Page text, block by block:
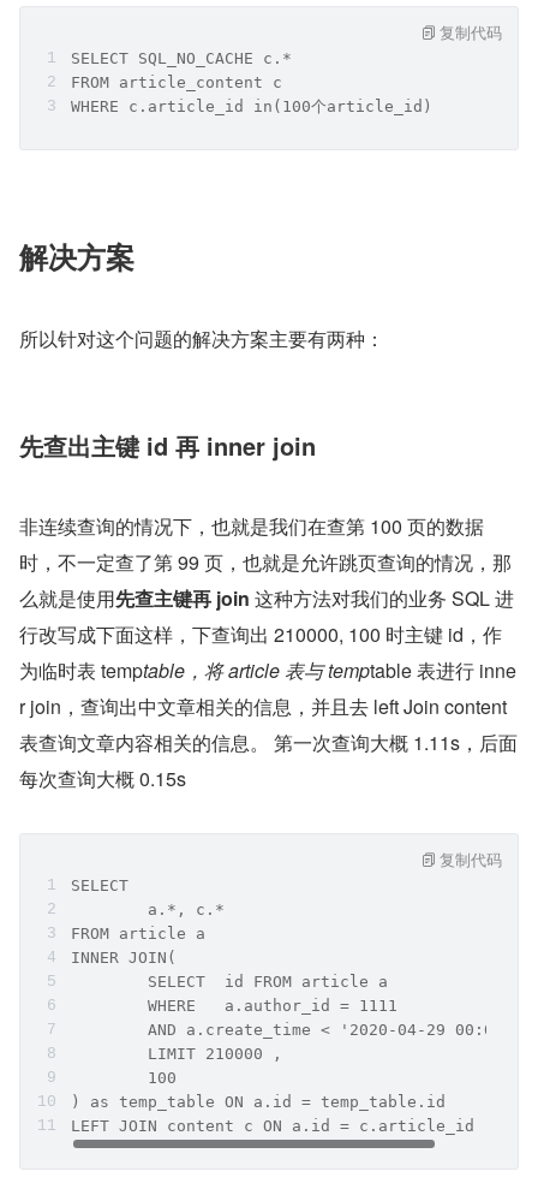
SELECT SQL_NO_CACHE c.*
FROM article_content c
WHERE c.article_id in(100个article_id)
复制代码
解决方案
所以针对这个问题的解决方案主要有两种：
先查出主键 id 再 inner join
非连续查询的情况下，也就是我们在查第 100 页的数据
时，不一定查了第 99 页，也就是允许跳页查询的情况，那
么就是使用先查主键再 join 这种方法对我们的业务 SQL 进
行改写成下面这样，下查询出 210000, 100 时主键 id，作
为临时表 temptable，将 article 表与 temptable 表进行 inne
r join，查询出中文章相关的信息，并且去 left Join content
表查询文章内容相关的信息。 第一次查询大概 1.11s，后面
每次查询大概 0.15s
SELECT
	a.*, c.*
FROM article a
INNER JOIN(
	SELECT	id FROM	article a
	WHERE	a.author_id = 1111
AND a.create_time < '2020-04-29
	LIMIT 210000 ,
	100
) as temp_table ON a.id = temp_table.id
LEFT JOIN content c ON a.id = c.article_id
复制代码